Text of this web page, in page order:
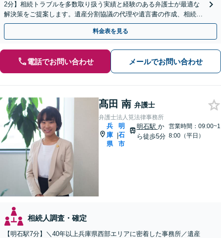
2分】相続トラブルを多数取り扱う実績と経験のある弁護士が最適な
解決策をご提案します。遺産分割協議の代理や遺言書の作成、相続放
棄はお任せください【地域密着】
料金表を見る
電話でお問い合わせ メールでお問い合わせ
髙田 南 弁護士
弁護士法人筧法律事務所
兵
庫
県
|
明
石
市
明石駅 か
ら徒歩5分
営業時間：09:00~1
8:00（平日）
相続人調査・確定
【明石駅7分】＼40年以上兵庫県西部エリアに密着した事務所／遺産